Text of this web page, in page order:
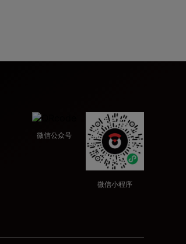
微信公众号
微信小程序